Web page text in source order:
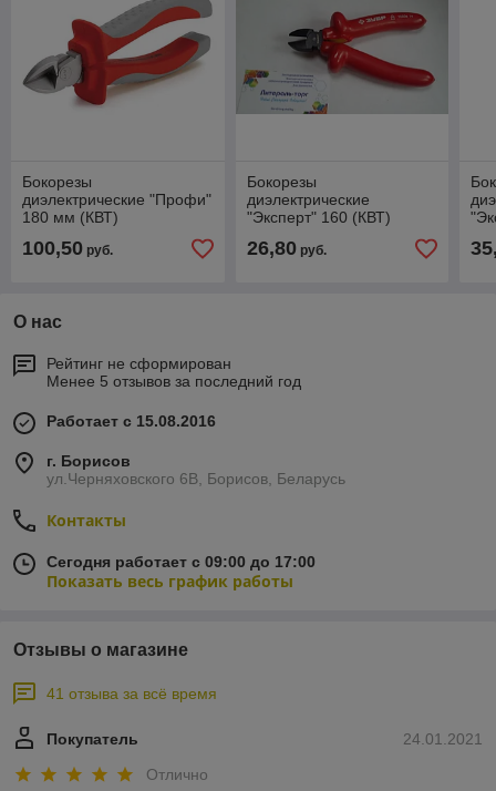
Бокорезы
диэлектрические "Профи"
180 мм (КВТ)
100,50 руб.
Бокорезы
диэлектрические
"Эксперт" 160 (КВТ)
26,80руб.
О нас
Рейтинг не сформирован
Менее 5 отзывов за последний год
Работает с 15.08.2016
г. Борисов
ул.Черняховского 6В, Борисов, Беларусь
Контакты
Сегодня работает с 09:00 до 17:00
Показать весь график работы
Отзывы о магазине
41 отзыва за всё время
24.01.2021
Покупатель
Отлично